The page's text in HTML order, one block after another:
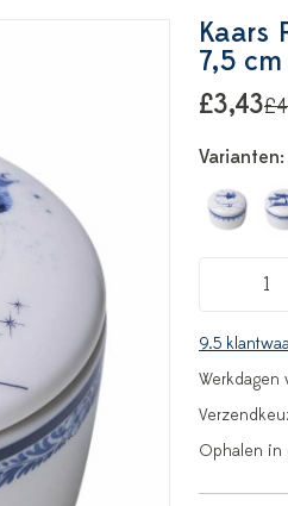
Kaars
7,5 cm
£3,43
Varianten:
9.5
Ophalen in